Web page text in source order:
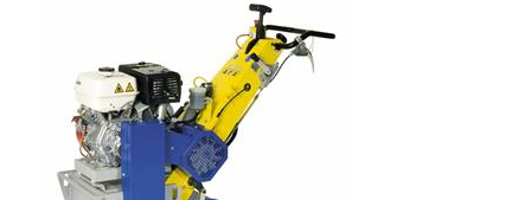
zorlu uygulamalar için bir yüzey hazırlama
makinesi haline getirir. Her uygulama için
uygun bıçak setleri mevcuttur. Ağırlık:
yaklaşık 140 - 180 kg (300 - 400 lbs)
Operasyon: Benzinli Honda Güç: 6.0 kW
Çalışma genişliği: 300 mm (12'') Duvara
olan mesafe: 90 mm (3,5'') Boyutlar: 1,355
x 555 x 1,090 mm (53 x 22 x 43'') Standart